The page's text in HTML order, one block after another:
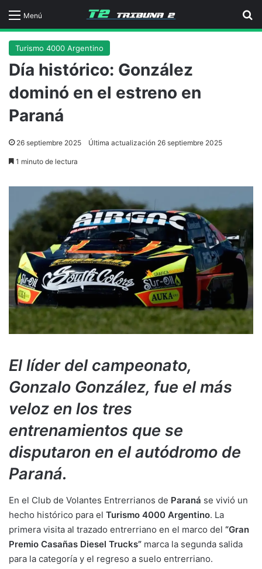
Menú
Turismo 4000 Argentino
Día histórico: González
dominó en el estreno en
Paraná
26 septiembre 2025 Última actualización 26 septiembre 2025
1 minuto de lectura
El líder del campeonato,
Gonzalo González, fue el más
veloz en los tres
entrenamientos que se
disputaron en el autódromo de
Paraná.
En el Club de Volantes Entrerrianos de Paraná se vivió un
hecho histórico para el Turismo 4000 Argentino. La
primera visita al trazado entrerriano en el marco del “Gran
Premio Casañas Diesel Trucks” marca la segunda salida
para la categoría y el regreso a suelo entrerriano.